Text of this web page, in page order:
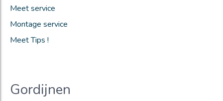
Meet service
Montage service
Meet Tips !
Gordijnen